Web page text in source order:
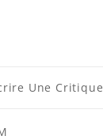
Une Critique